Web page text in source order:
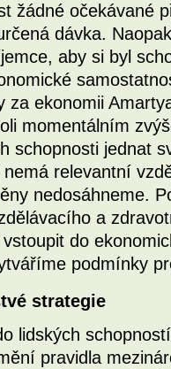
žádné očekávané
dávka.
aby si byl
za ekonomii
momentálním
schopnosti jednat
relevantní
nedosáhneme.
a
do
podmínky
strategie
lidských
pravidla